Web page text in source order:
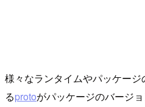
様々なランタイムやパッケー
るprotoがパッケージのバージ